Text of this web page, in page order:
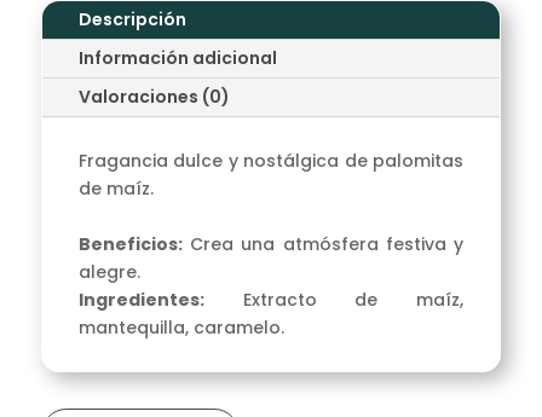
Descripción
Información adicional
Valoraciones (0)
Fragancia dulce y nostálgica de palomitas
de maíz.
Beneficios:Crea una atmósfera festiva y
alegre.
Ingredientes:Extracto de maíz,
mantequilla, caramelo.